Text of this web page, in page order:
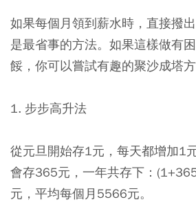
如果每個月領到薪水時，直接撥
是最省事的方法。如果這樣做有
餒，你可以嘗試有趣的聚沙成塔方
1. 步步高升法
從元旦開始存1元，每天都增加1
會存365元，一年共存下：
元，平均每個月5566元。